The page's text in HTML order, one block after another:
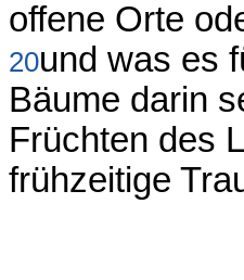
offene Orte
20und was es
Bäume darin
Früchten des
frühzeitige